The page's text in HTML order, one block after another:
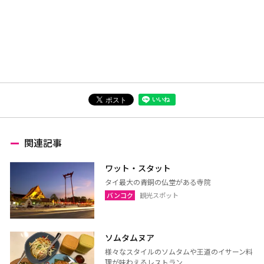
関連記事
ワット・スタット
タイ最大の青銅の仏堂がある寺院
バンコク 観光スポット
ソムタムヌア
様々なスタイルのソムタムや王道のイサーン料